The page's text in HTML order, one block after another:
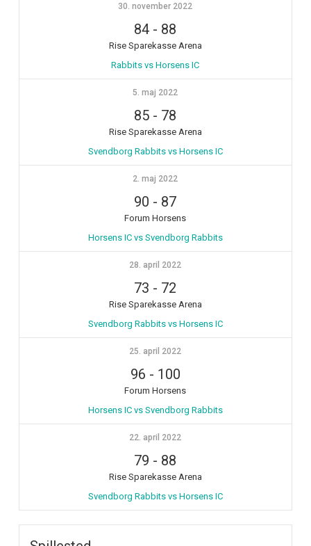
30. november 2022
84 - 88
Rise Sparekasse Arena
Rabbits vs Horsens IC
5. maj 2022
85 - 78
Rise Sparekasse Arena
Svendborg Rabbits vs Horsens IC
2. maj 2022
90 - 87
Forum Horsens
Horsens IC vs Svendborg Rabbits
28. april 2022
73 - 72
Rise Sparekasse Arena
Svendborg Rabbits vs Horsens IC
25. april 2022
96 - 100
Forum Horsens
Horsens IC vs Svendborg Rabbits
22. april 2022
79 - 88
Rise Sparekasse Arena
Svendborg Rabbits vs Horsens IC